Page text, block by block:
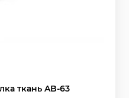
ткань AB-63